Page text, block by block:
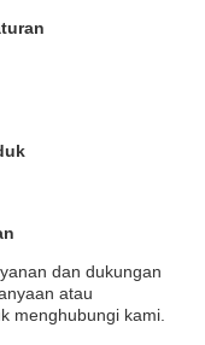
dan dukungan
atau
menghubungi kami.